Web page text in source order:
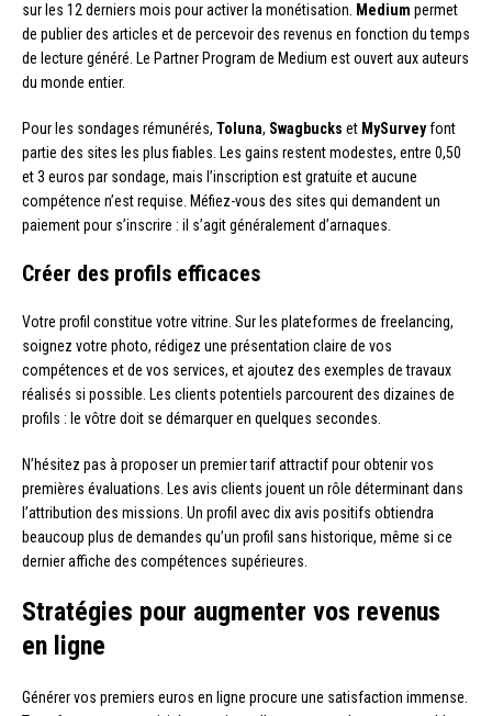
sur les 12 derniers mois pour activer la monétisation.
Medium permet
de publier des articles et de percevoir des revenus en fonction du temps
de lecture généré. Le Partner Program de Medium est ouvert aux auteurs
du monde entier.
Pour les sondages rémunérés, Toluna, Swagbucks et MySurveyfont
partie des sites les plus fiables. Les gains restent modestes, entre 0,50
et 3 euros par sondage, mais l’inscription est gratuite et aucune
compétence n’est requise. Méfiez-vous des sites qui demandent un
paiement pour s’inscrire : il s’agit généralement d’arnaques.
Créer des profils efficaces
Votre profil constitue votre vitrine. Sur les plateformes de freelancing,
soignez votre photo, rédigez une présentation claire de vos
compétences et de vos services, et ajoutez des exemples de travaux
réalisés si possible. Les clients potentiels parcourent des dizaines de
profils : le vôtre doit se démarquer en quelques secondes.
N’hésitez pas à proposer un premier tarif attractif pour obtenir vos
premières évaluations. Les avis clients jouent un rôle déterminant dans
l’attribution des missions. Un profil avec dix avis positifs obtiendra
beaucoup plus de demandes qu’un profil sans historique, même si ce
dernier affiche des compétences supérieures.
Stratégies pour augmenter vos revenus
en ligne
Générer vos premiers euros en ligne procure une satisfaction immense.